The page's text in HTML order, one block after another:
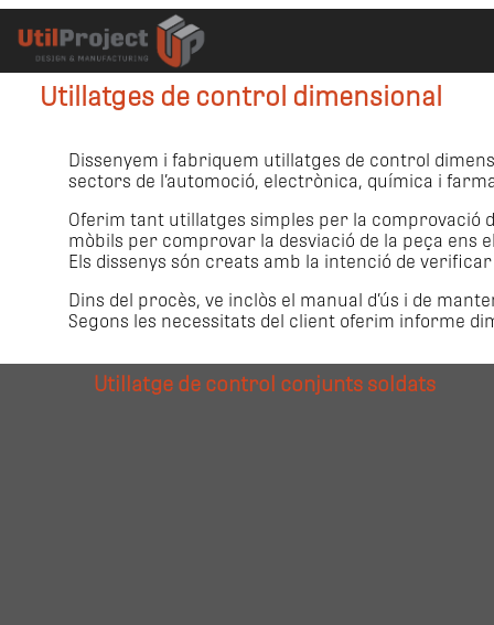
Utillatges de control dimensional
Dissenyem i fabriquem utillatges de control
sectors de l’automoció, electrònica, química i
Oferim tant utillatges simples per la comprovació
mòbils per comprovar la desviació de la peça ens
Els dissenys són creats amb la intenció de
Dins del procès, ve inclòs el manual d’ús i de
Segons les necessitats del client oferim informe
Utillatge de control conjunts soldats